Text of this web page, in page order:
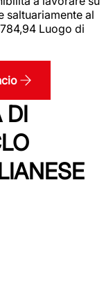
saltuariamente al
Luogo di
DI